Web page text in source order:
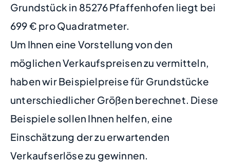
Grundstück in 85276 Pfaffenhofen liegt bei
699 € pro Quadratmeter.
Um Ihnen eine Vorstellung von den
möglichen Verkaufspreisen zu vermitteln,
haben wir Beispielpreise für Grundstücke
unterschiedlicher Größen berechnet. Diese
Beispiele sollen Ihnen helfen, eine
Einschätzung der zu erwartenden
Verkaufserlöse zu gewinnen.